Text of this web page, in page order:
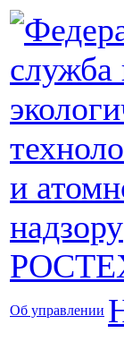
Об управлении